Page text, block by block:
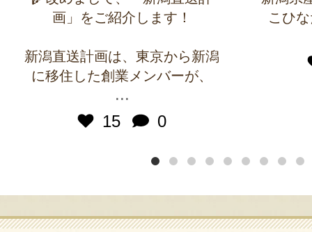
画」をご紹介します！
新潟直送計画は、東京から新潟
に移住した創業メンバーが、
...
15
0
こひ